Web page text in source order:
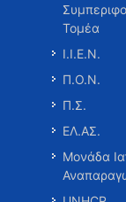
Τομέα
Ι.Ι.Ε.Ν.
Π.Ο.Ν.
Π.Σ.
ΕΛ.ΑΣ.
Μονάδα